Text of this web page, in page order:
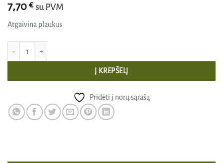
7,70 € su PVM
Atgaivina plaukus
Į KREPŠELĮ
Pridėti į norų sąrašą